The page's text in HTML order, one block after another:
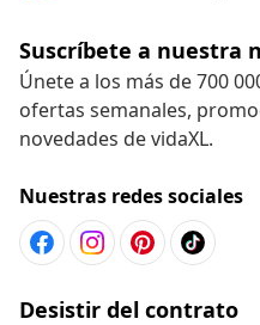
Suscríbete a nuestra
Únete a los más de 700
ofertas semanales,
novedades de vidaXL.
Nuestras redes sociales
Desistir del contrato